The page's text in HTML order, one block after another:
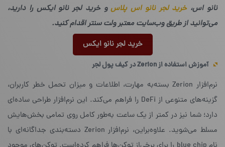
نانو اس،خرید لجر نانو اس پلاسو خرید لجر نانو ایکس را دارید،
می‌توانید از طریق وب‌سایت معتبر ولت سنتر اقدام کنید.
خرید لجر نانو ایکس
آموزش استفاده ازZerionدر کیف پول لجر
نرم‌افزار Zerion بسته‌به مهارت، اطلاعات و میزان تحمل خطر کاربران،
گزینه‌های متنوعی از DeFi را فراهم می‌کند. این نرم‌افزار طراحی ساده‌ای
دارد؛ شما نیز در کمتر از یک ساعت به‌طور کامل روی تمامی بخش‌هایش
مسلط می‌شوید. علاوه‌براین، نرم‌افزار Zerion دسته‌بندی جداگانه‌ای با